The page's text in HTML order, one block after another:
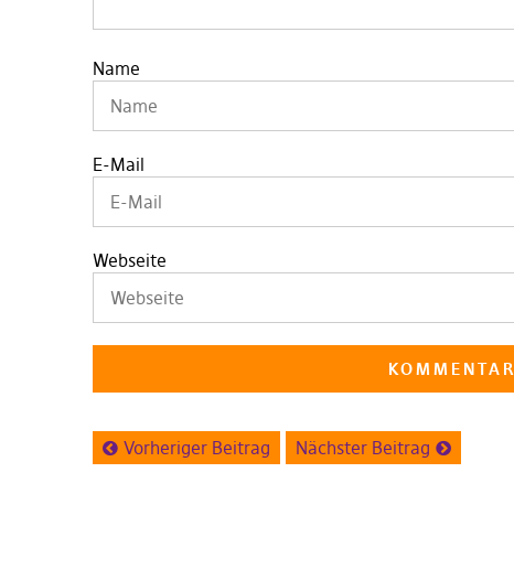
Name
E-Mail
Webseite
Vorheriger Beitrag Nächster Beitrag